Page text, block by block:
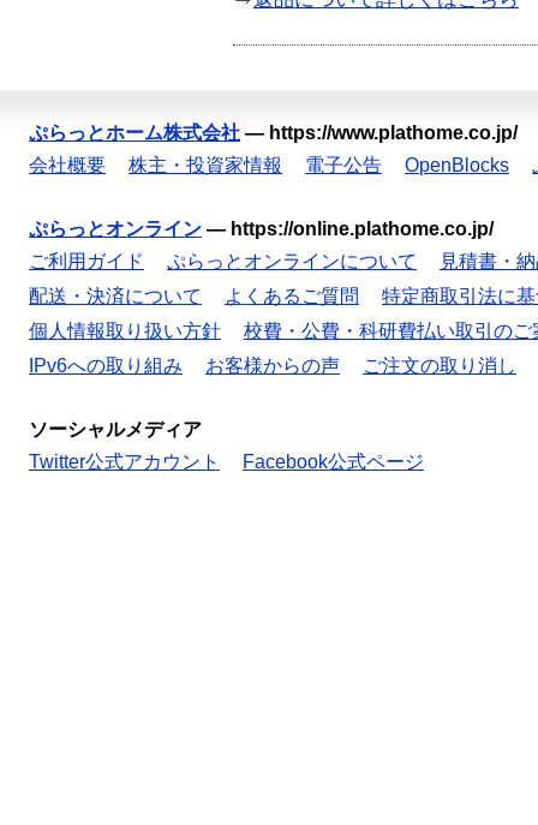
ぷらっとホーム株式会社 — https://www.plathome.co.jp/
会社概要
株主・投資家情報 電子公告 OpenBlocks
ぷらっとオンライン — https://online.plathome.co.jp/
ご利用ガイド
ぷらっとオンラインについて
見積書・
配送・決済について
よくあるご質問
特定商取引法に
個人情報取り扱い方針
校費・公費・科研費払い取引のご
IPv6への取り組み
お客様からの声 ご注文の取り消し
ソーシャルメディア
Twitter公式アカウント
Facebook公式ページ